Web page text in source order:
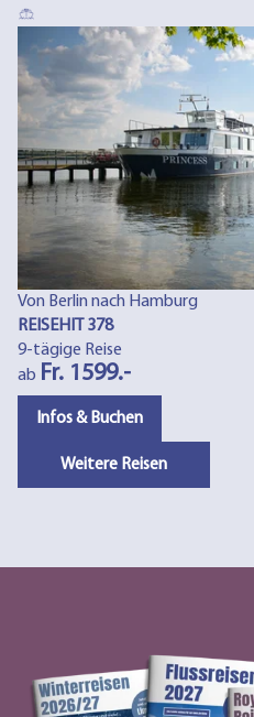
Von Berlin nach Hamburg
REISEHIT 378
9-tägige Reise
ab Fr. 1599.-
Infos & Buchen
Weitere Reisen